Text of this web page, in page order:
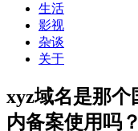
生活
影视
杂谈
关于
xyz域名是那个
内备案使用吗？